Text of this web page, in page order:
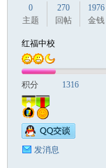
0
主题
270
回帖
1976
金钱
红福中校
积分 1316
发消息